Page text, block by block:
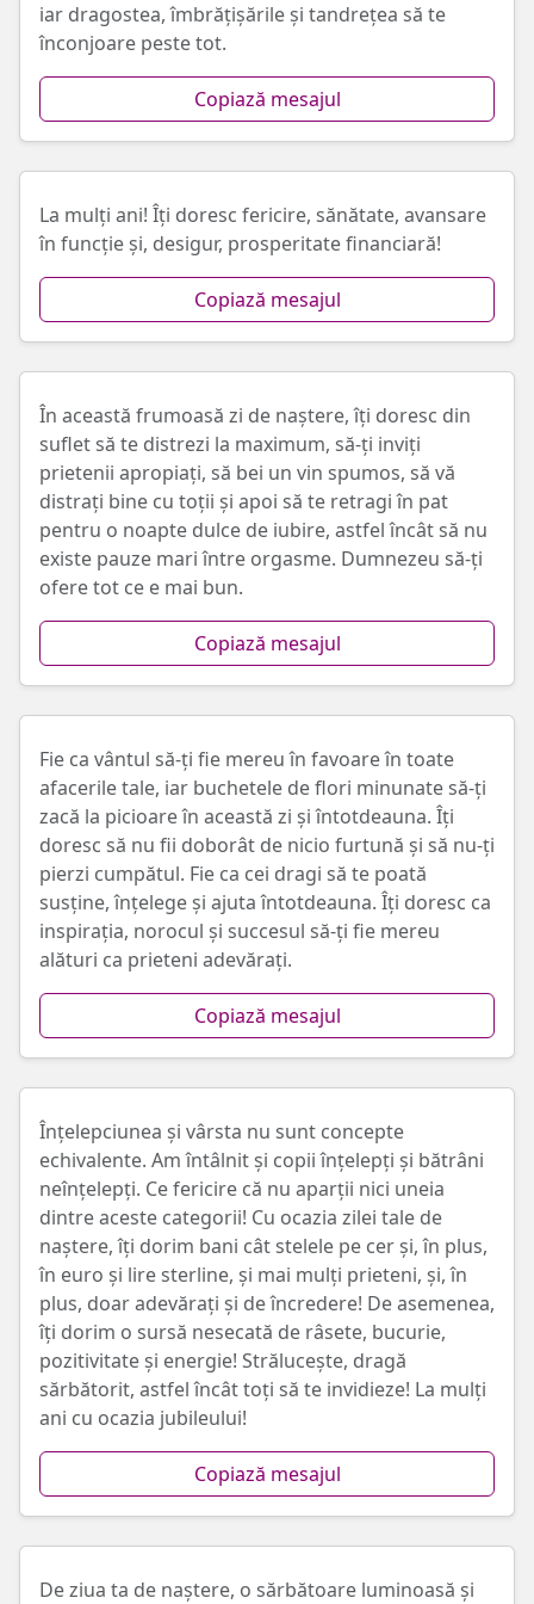
iar dragostea, îmbrățișările și tandrețea să te
înconjoare peste tot.
Copiază mesajul
La mulți ani! Îți doresc fericire, sănătate, avansare
în funcție și, desigur, prosperitate financiară!
Copiază mesajul
În această frumoasă zi de naștere, îți doresc din
suflet să te distrezi la maximum, să-ți inviți
prietenii apropiați, să bei un vin spumos, să vă
distrați bine cu toții și apoi să te retragi în pat
pentru o noapte dulce de iubire, astfel încât să nu
existe pauze mari între orgasme. Dumnezeu să-ți
ofere tot ce e mai bun.
Copiază mesajul
Fie ca vântul să-ți fie mereu în favoare în toate
afacerile tale, iar buchetele de flori minunate să-ți
zacă la picioare în această zi și întotdeauna. Îți
doresc să nu fii doborât de nicio furtună și să nu-ți
pierzi cumpătul. Fie ca cei dragi să te poată
susține, înțelege și ajuta întotdeauna. Îți doresc ca
inspirația, norocul și succesul să-ți fie mereu
alături ca prieteni adevărați.
Copiază mesajul
Înțelepciunea și vârsta nu sunt concepte
echivalente. Am întâlnit și copii înțelepți și bătrâni
neînțelepți. Ce fericire că nu aparții nici uneia
dintre aceste categorii! Cu ocazia zilei tale de
naștere, îți dorim bani cât stelele pe cer și, în plus,
în euro și lire sterline, și mai mulți prieteni, și, în
plus, doar adevărați și de încredere! De asemenea,
îți dorim o sursă nesecată de râsete, bucurie,
pozitivitate și energie! Strălucește, dragă
sărbătorit, astfel încât toți să te invidieze! La mulți
ani cu ocazia jubileului!
Copiază mesajul
De ziua ta de naștere, o sărbătoare luminoasă și